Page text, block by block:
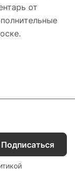
от
Подписаться